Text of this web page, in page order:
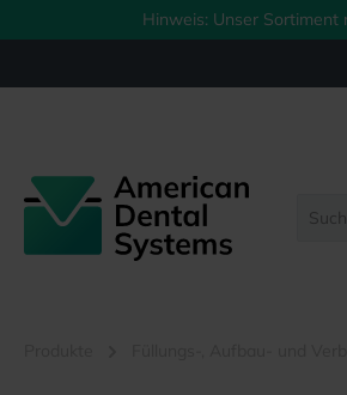
Zur Hauptnavigation
Hinweis: Unser Sortiment